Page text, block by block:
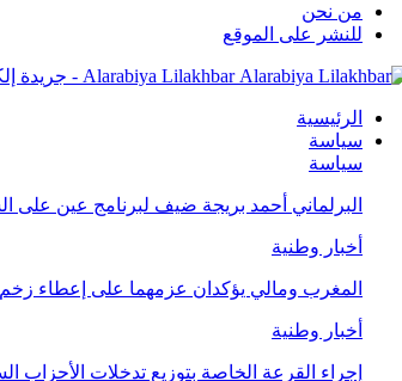
من نحن
للنشر على الموقع
Alarabiya Lilakhbar - جريدة إلكترونية عربية متجددة على مدار الساعة
الرئيسية
سياسة
سياسة
البرلماني أحمد بريجة ضيف لبرنامج عين على
أخبار وطنية
المغرب ومالي يؤكدان عزمهما على إعطاء زخم
أخبار وطنية
إجراء القرعة الخاصة بتوزيع تدخلات